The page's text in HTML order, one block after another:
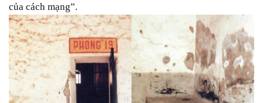
của cách mạng”.